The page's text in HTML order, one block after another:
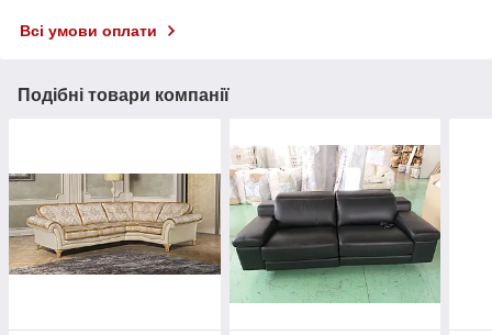
Всі умови оплати
Подібні товари компанії